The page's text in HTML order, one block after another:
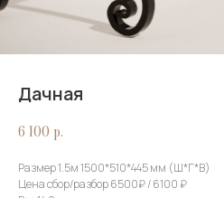
Дачная
6 100 р.
Размер 1.5м 1500*510*445 мм (Ш*Г*В)
Цена сбор/разбор 6500₽ / 6100 ₽